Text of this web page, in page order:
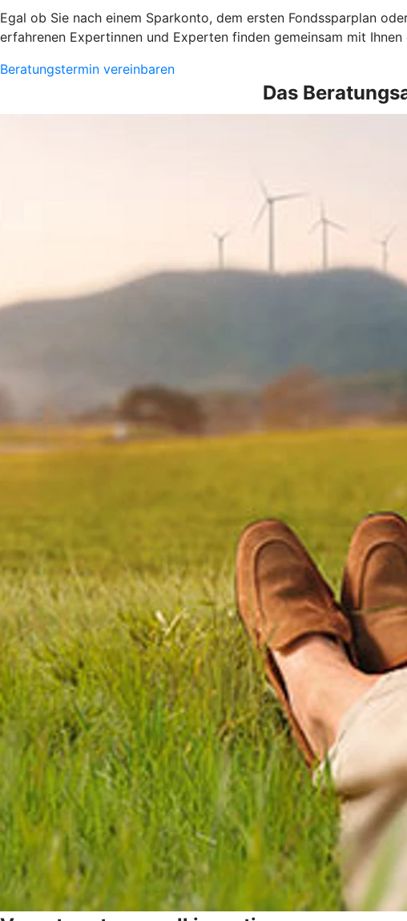
Egal ob Sie nach einem Sparkonto, dem ersten Fondssparplan
erfahrenen Expertinnen und Experten finden gemeinsam mit
Beratungstermin vereinbaren
Das